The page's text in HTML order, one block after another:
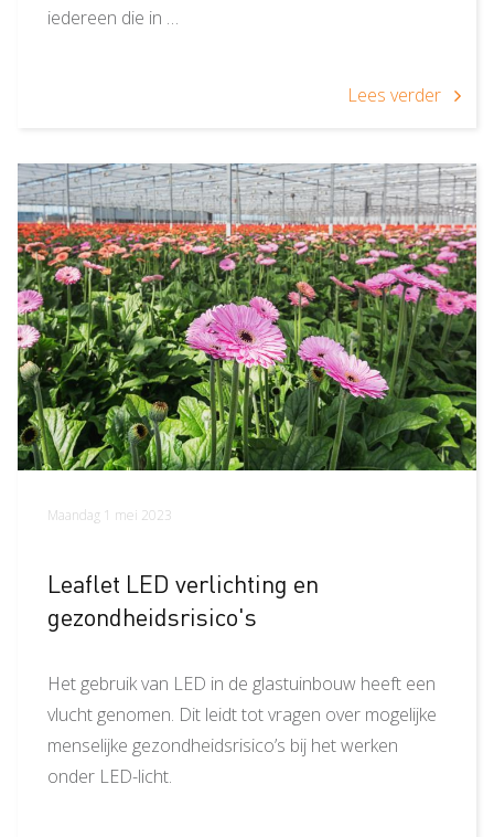
iedereen die in …
Lees verder
Maandag 1 mei 2023
Leaflet LED verlichting en
gezondheidsrisico's
Het gebruik van LED in de glastuinbouw heeft een
vlucht genomen. Dit leidt tot vragen over mogelijke
menselijke gezondheidsrisico’s bij het werken
onder LED-licht.